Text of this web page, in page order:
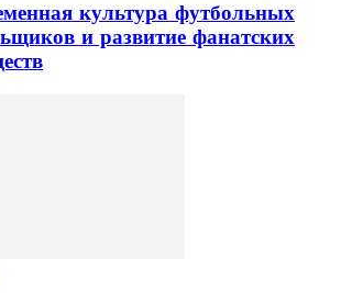
культура футбольных
и развитие фанатских